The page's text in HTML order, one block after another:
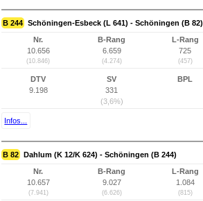
B 244 Schöningen-Esbeck (L 641) - Schöningen (B 82)
Nr.
10.656
(10.846)
B-Rang
6.659
(4.274)
L-Rang
725
(457)
DTV
9.198
SV
331
(3,6%)
BPL
Infos...
B 82 Dahlum (K 12/K 624) - Schöningen (B 244)
Nr.
10.657
(7.941)
B-Rang
9.027
(6.626)
L-Rang
1.084
(815)